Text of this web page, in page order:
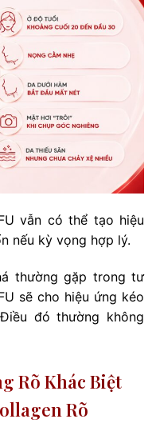
vẫn có thể tạo hiệu
nếu kỳ vọng hợp lý.
thường gặp trong tư
sẽ cho hiệu ứng kéo
đó thường không
Rõ Khác Biệt
Rõ